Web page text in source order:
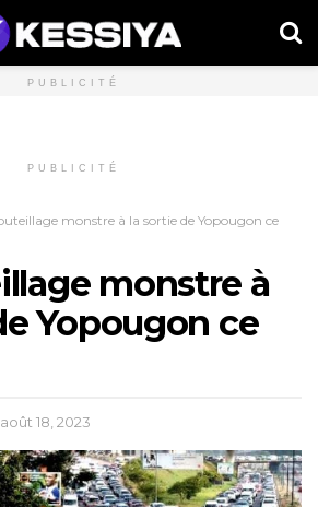
PUBLICITÉ
PUBLICITÉ
monstre à la sortie de Yopougon ce
monstre à
Yopougon ce
août 18, 2023